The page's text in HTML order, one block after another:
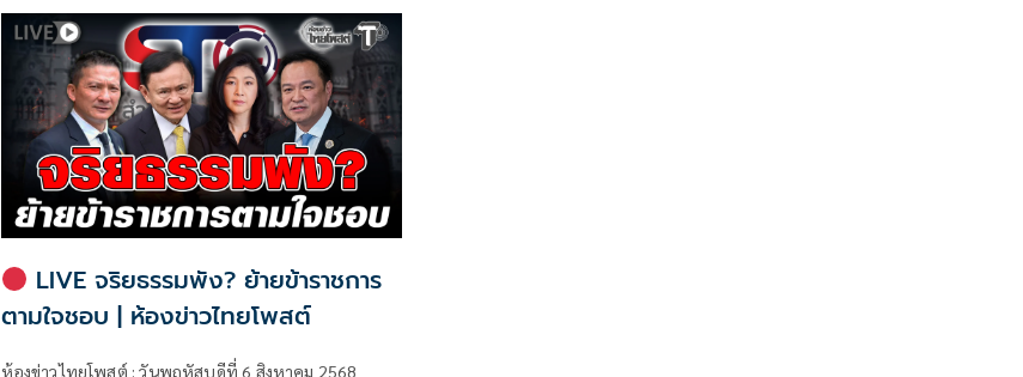
LIVE จริยธรรมพัง? ย้ายข้าราชการ
ตามใจชอบ | ห้องข่าวไทยโพสต์
ห้องข่าวไทยโพสต์ : วันพฤหัสบดีที่ 6 สิงหาคม 2568